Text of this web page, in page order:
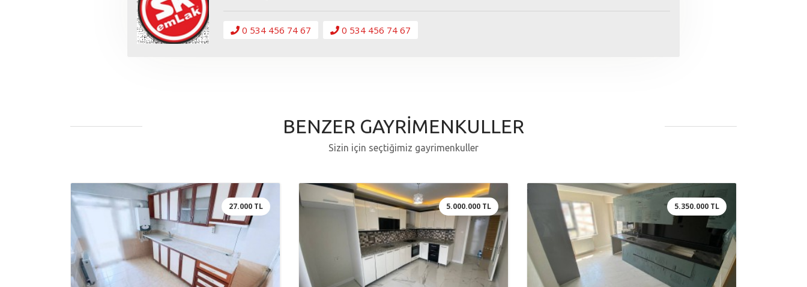
0 534 456 74 67 0 534 456 74 67
BENZER GAYRİMENKULLER
Sizin için seçtiğimiz gayrimenkuller
27.000 TL 5.000.000 TL 5.350.000 TL